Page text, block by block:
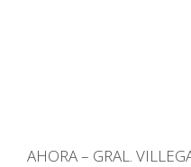
AHORA – GRAL.